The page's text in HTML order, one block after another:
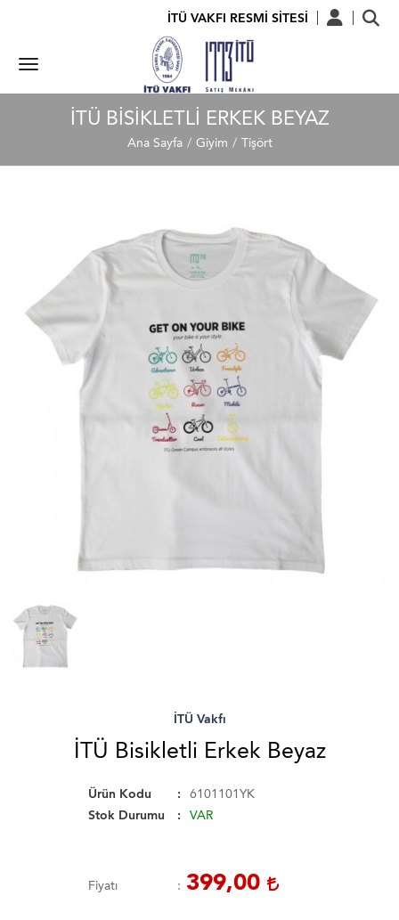
İTÜ VAKFI RESMİ SİTESİ
İTÜ BISIKLETLI ERKEK BEYAZ
Ana Sayfa Giyim Tişört
İTÜ Vakfı
İTÜ Bisikletli Erkek Beyaz
Ürün Kodu
6101101YK
Stok Durumu
VAR
Fiyatı 399,00